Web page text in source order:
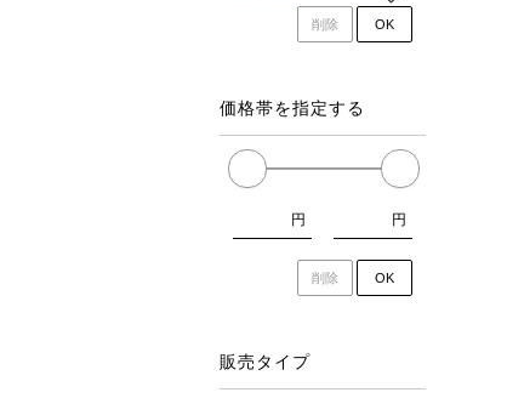
削除 OK
価格帯を指定する
円 円
削除 OK
販売タイプ